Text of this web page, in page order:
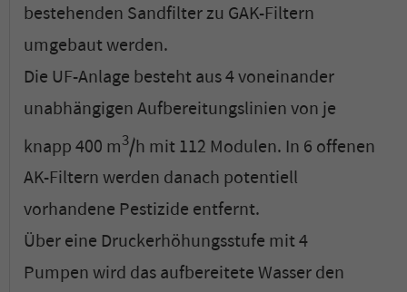
bestehenden Sandfilter zu GAK-Filtern
umgebaut werden.
Die UF-Anlage besteht aus 4 voneinander
unabhängigen Aufbereitungslinien von je
knapp 400 m3/h mit 112 Modulen. In 6 offenen
AK-Filtern werden danach potentiell
vorhandene Pestizide entfernt.
Über eine Druckerhöhungsstufe mit 4
Pumpen wird das aufbereitete Wasser den